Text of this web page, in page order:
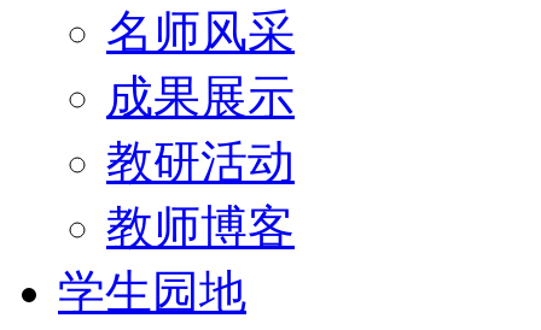
名师风采
成果展示
教研活动
教师博客
学生园地